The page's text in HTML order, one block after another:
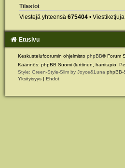
Tilastot
Viestejä yhteensä 675404•
Etusivu
Keskustelufoorumin ohjelmisto phpBB® Forum
Käännös: phpBB Suomi (lurttinen, harritapio,
Style: Green-Style-Slim by Joyce&Luna phpBB-
Yksityisyys | Ehdot